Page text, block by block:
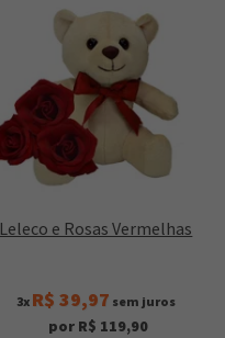
Leleco e Rosas Vermelhas
3x R$ 39,97 sem juros
por R$ 119,90